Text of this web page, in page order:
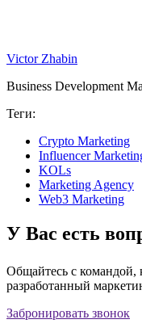
Victor Zhabin
Business Development
Теги:
Crypto Marketing
Influencer
KOLs
Marketing Agency
Web3 Marketing
У Вас есть
Общайтесь с командой,
разработанный
Забронировать звонок